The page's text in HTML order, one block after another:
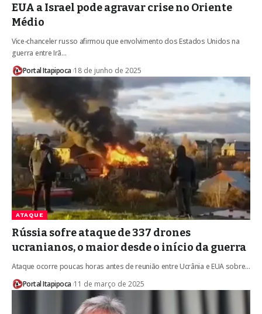
EUA a Israel pode agravar crise no Oriente
Médio
Vice-chanceler russo afirmou que envolvimento dos Estados Unidos na
guerra entre Irã…
Portal Itapipoca 18 de junho de 2025
ATAQUE
Rússia sofre ataque de 337 drones
ucranianos, o maior desde o início da guerra
Ataque ocorre poucas horas antes de reunião entre Ucrânia e EUA sobre…
Portal Itapipoca 11 de março de 2025